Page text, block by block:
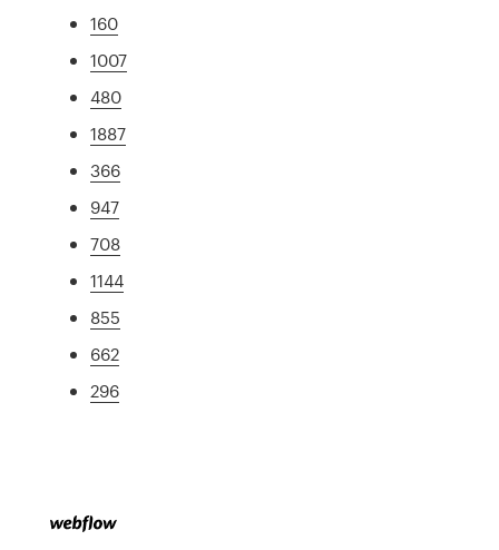
160
1007
480
1887
366
947
708
1144
855
662
296